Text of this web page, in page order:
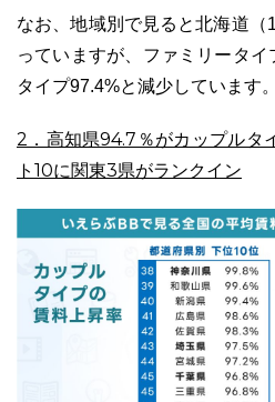
なお、地域別で見ると北海道（
っていますが、ファミリータ
タイプ97.4%と減少しています。
2．高知県94.7％がカップルタ
ト10に関東3県がランクイン